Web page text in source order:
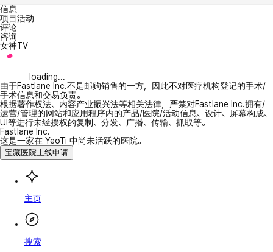
信息
项目活动
评论
咨询
女神TV
loading...
由于Fastlane Inc.不是邮购销售的一方，因此不对医疗机构登记的手术/
手术信息和交易负责。
根据著作权法、内容产业振兴法等相关法律，严禁对Fastlane Inc.拥有/
运营/管理的网站和应用程序内的产品/医院/活动信息、设计、屏幕构成、
UI等进行未经授权的复制、分发、广播、传输、抓取等。
Fastlane Inc.
这是一家在 YeoTi 中尚未活跃的医院。
宝藏医院上线申请
主页
搜索